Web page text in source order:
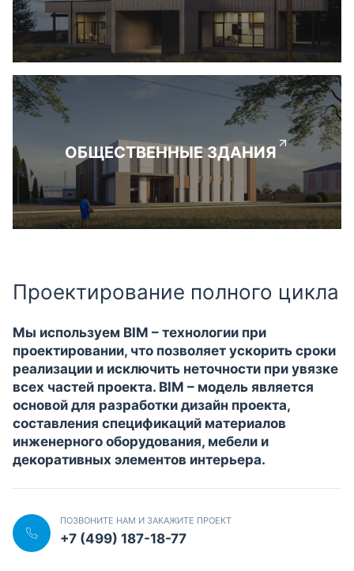
ОБЩЕСТВЕННЫЕ ЗДАНИЯ
Проектирование полного цикла
Мы используем BIM – технологии при
проектировании, что позволяет ускорить сроки
реализации и исключить неточности при увязке
всех частей проекта. BIM – модель является
основой для разработки дизайн проекта,
составления спецификаций материалов
инженерного оборудования, мебели и
декоративных элементов интерьера.
ПОЗВОНИТЕ НАМ И ЗАКАЖИТЕ ПРОЕКТ
+7 (499) 187-18-77